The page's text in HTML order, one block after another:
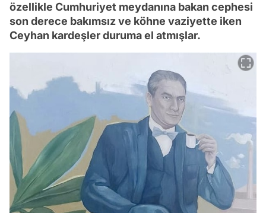
özellikle Cumhuriyet meydanına bakan cephesi
son derece bakımsız ve köhne vaziyette iken
Ceyhan kardeşler duruma el atmışlar.